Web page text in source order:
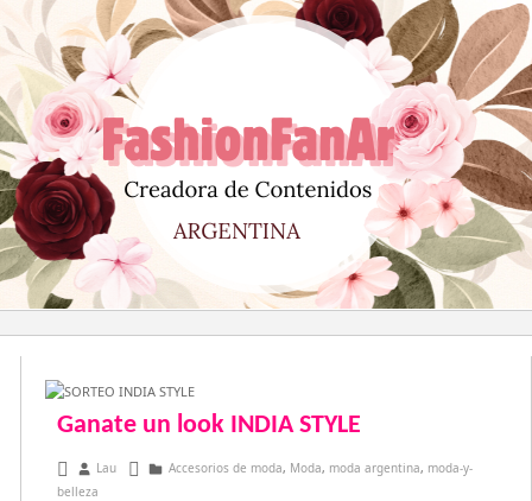
al
contenido
Ganate un look INDIA STYLE
febrero 3, 2014
Lau Accesorios de moda, Moda, moda argentina, moda-y-
belleza